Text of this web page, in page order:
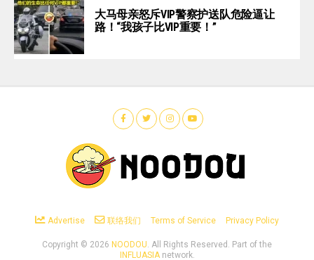
大马母亲怒斥VIP警察护送队危险逼让
路！“我孩子比VIP重要！”
Advertise 联络我们 Terms of Service Privacy Policy
Copyright © 2026 NOODOU . All Rights Reserved. Part of the
INFLUASIAnetwork.